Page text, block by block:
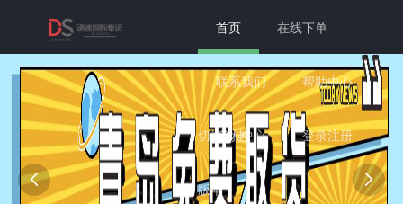
首页 在线下单
联系我们 帮助中心
个人中心 登录注册
切换为老
版本
 